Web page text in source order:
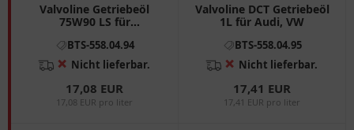
Valvoline Getriebeöl
75W90 LS für
BTS-558.04.94
❌ Nicht lieferbar.
17,08 EUR
17,08 EUR pro liter
Valvoline DCT Getriebeöl
1L für Audi, VW
BTS-558.04.95
❌ Nicht lieferbar.
17,41 EUR
17,41 EUR pro liter